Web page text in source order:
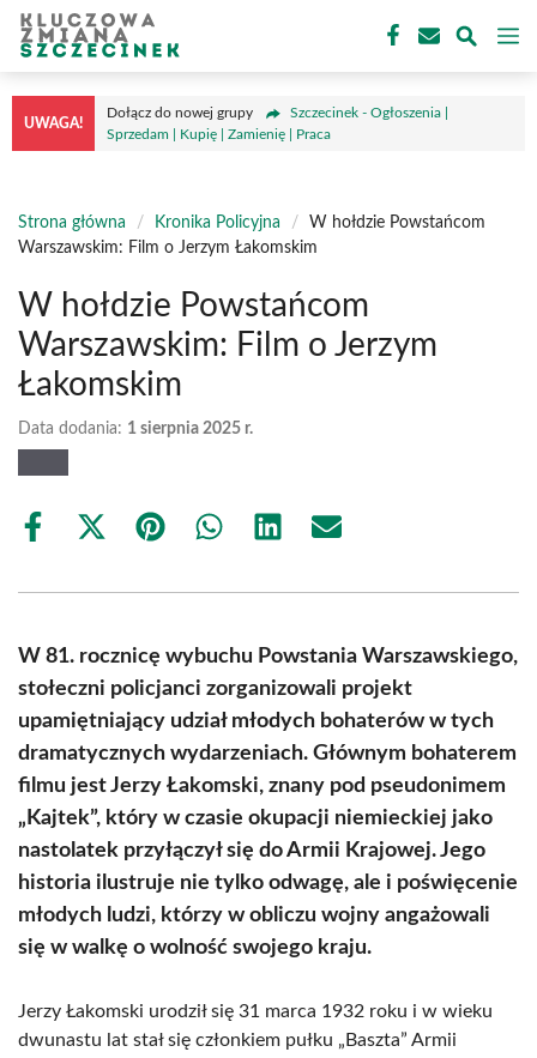
Przejdź
treści
UWAGA!
Dołącz do nowej grupy
Szczecinek - Ogłoszenia |
Sprzedam | Kupię | Zamienię | Praca
Strona główna / Kronika Policyjna /
W hołdzie Powstańcom
Warszawskim: Film o Jerzym Łakomskim
W hołdzie Powstańcom
Warszawskim: Film o Jerzym
Łakomskim
Data dodania: 1 sierpnia 2025 r.
Share
Share
(Twitter)
Share Share Share Share
W 81. rocznicę wybuchu Powstania Warszawskiego,
stołeczni policjanci zorganizowali projekt
upamiętniający udział młodych bohaterów w tych
dramatycznych wydarzeniach. Głównym bohaterem
filmu jest Jerzy Łakomski, znany pod pseudonimem
„Kajtek”, który w czasie okupacji niemieckiej jako
nastolatek przyłączył się do Armii Krajowej. Jego
historia ilustruje nie tylko odwagę, ale i poświęcenie
młodych ludzi, którzy w obliczu wojny angażowali
się w walkę o wolność swojego kraju.
Jerzy Łakomski urodził się 31 marca 1932 roku i w wieku
dwunastu lat stał się członkiem pułku „Baszta” Armii